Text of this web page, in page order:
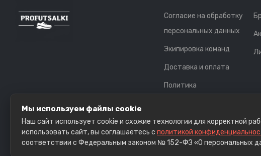
Мы используем файлы cookie
Наш сайт использует cookie и схожие технологии для корректной
использовать сайт, вы соглашаетесь с политикой
соответствии с Федеральным законом № 152-ФЗ «О персональных
Согласие на обработку
персональных данных
Экипировка команд
Доставка и оплата
Политика
Обратная связь